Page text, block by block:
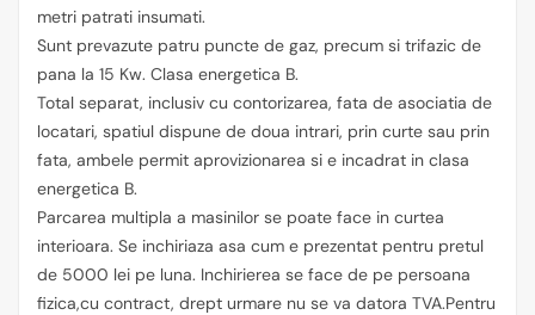
metri patrati insumati.
Sunt prevazute patru puncte de gaz, precum si trifazic de
pana la 15 Kw. Clasa energetica B.
Total separat, inclusiv cu contorizarea, fata de asociatia de
locatari, spatiul dispune de doua intrari, prin curte sau prin
fata, ambele permit aprovizionarea si e incadrat in clasa
energetica B.
Parcarea multipla a masinilor se poate face in curtea
interioara. Se inchiriaza asa cum e prezentat pentru pretul
de 5000 lei pe luna. Inchirierea se face de pe persoana
fizica,cu contract, drept urmare nu se va datora TVA.Pentru